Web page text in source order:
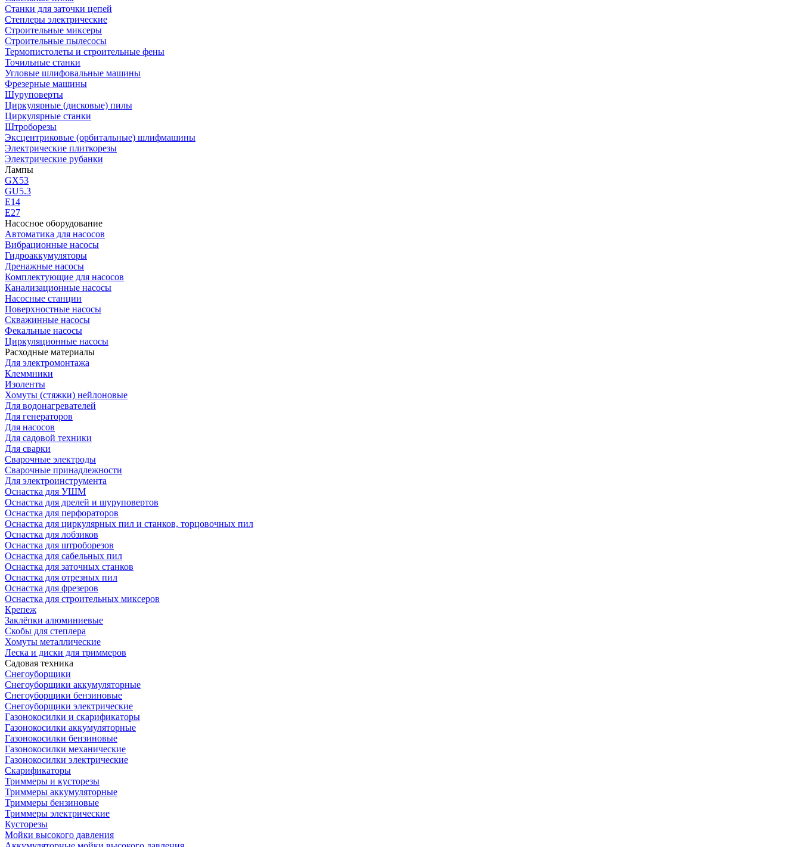
Станки для заточки цепей
Степлеры электрические
Строительные миксеры
Строительные пылесосы
Термопистолеты и строительные фены
Точильные станки
Угловые шлифовальные машины
Фрезерные машины
Шуруповерты
Циркулярные (дисковые) пилы
Циркулярные станки
Штроборезы
Эксцентриковые (орбитальные) шлифмашины
Электрические плиткорезы
Электрические рубанки
Лампы
GX53
GU5.3
Е14
Е27
Насосное оборудование
Автоматика для насосов
Вибрационные насосы
Гидроаккумуляторы
Дренажные насосы
Комплектующие для насосов
Канализационные насосы
Насосные станции
Поверхностные насосы
Скважинные насосы
Фекальные насосы
Циркуляционные насосы
Расходные материалы
Для электромонтажа
Клеммники
Изоленты
Хомуты (стяжки) нейлоновые
Для водонагревателей
Для генераторов
Для насосов
Для садовой техники
Для сварки
Сварочные электроды
Сварочные принадлежности
Для электроинструмента
Оснастка для УШМ
Оснастка для дрелей и шуруповертов
Оснастка для перфораторов
Оснастка для циркулярных пил и станков, торцовочных пил
Оснастка для лобзиков
Оснастка для штроборезов
Оснастка для сабельных пил
Оснастка для заточных станков
Оснастка для отрезных пил
Оснастка для фрезеров
Оснастка для строительных миксеров
Крепеж
Заклёпки алюминиевые
Скобы для степлера
Хомуты металлические
Леска и диски для триммеров
Садовая техника
Снегоуборщики
Снегоуборщики аккумуляторные
Снегоуборщики бензиновые
Снегоуборщики электрические
Газонокосилки и скарификаторы
Газонокосилки аккумуляторные
Газонокосилки бензиновые
Газонокосилки механические
Газонокосилки электрические
Скарификаторы
Триммеры и кусторезы
Триммеры аккумуляторные
Триммеры бензиновые
Триммеры электрические
Кусторезы
Мойки высокого давления